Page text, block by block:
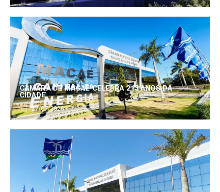
CÂMARA DE MACAÉ CELEBRA 213 ANOS DA
CIDADE
27/07/2026